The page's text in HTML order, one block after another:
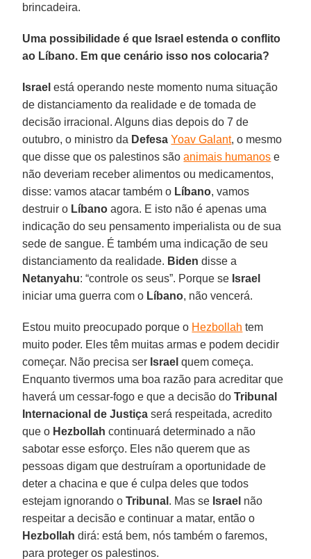
brincadeira.
Uma possibilidade é que Israel estenda o conflito
ao Líbano. Em que cenário isso nos colocaria?
Israel está operando neste momento numa situação
de distanciamento da realidade e de tomada de
decisão irracional. Alguns dias depois do 7 de
outubro, o ministro da DefesaYoav Galant, o mesmo
que disse que os palestinos sãoanimais humanos e
não deveriam receber alimentos ou medicamentos,
disse: vamos atacar também o Líbano, vamos
destruir o Líbano agora. E isto não é apenas uma
indicação do seu pensamento imperialista ou de sua
sede de sangue. É também uma indicação de seu
distanciamento da realidade. Biden disse a
Netanyahu: “controle os seus”. Porque se Israel
iniciar uma guerra com o Líbano, não vencerá.
Estou muito preocupado porque o Hezbollah tem
muito poder. Eles têm muitas armas e podem decidir
começar. Não precisa ser Israel quem começa.
Enquanto tivermos uma boa razão para acreditar que
haverá um cessar-fogo e que a decisão doTribunal
Internacional de Justiça será respeitada, acredito
que o Hezbollah continuará determinado a não
sabotar esse esforço. Eles não querem que as
pessoas digam que destruíram a oportunidade de
deter a chacina e que é culpa deles que todos
estejam ignorando oTribunal . Mas se Israel não
respeitar a decisão e continuar a matar, então o
Hezbollah dirá: está bem, nós também o faremos,
para proteger os palestinos.